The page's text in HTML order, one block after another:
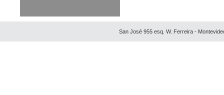
San José 955 esq. W. Ferreira -